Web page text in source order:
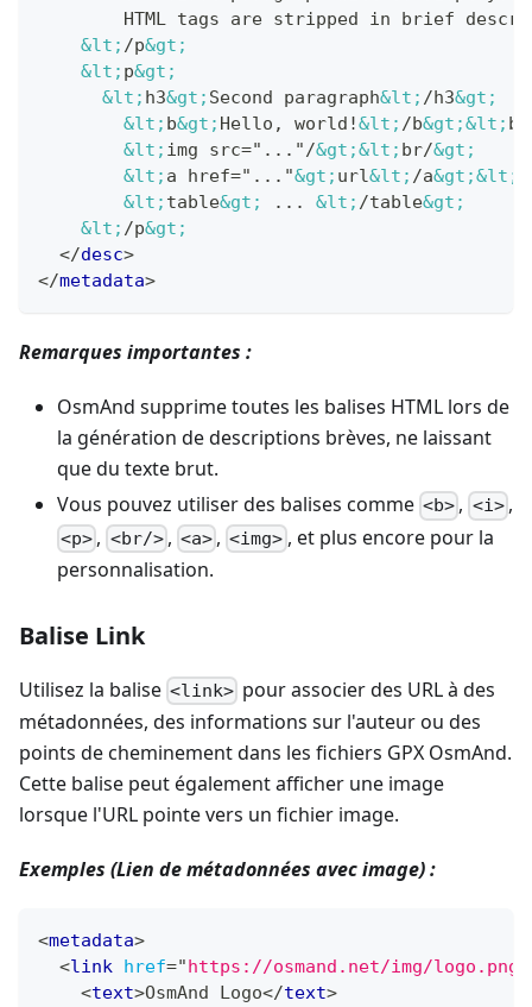
HTML tags are stripped in brief
&lt; /p&gt;
&lt; p&gt;
&lt; h3&gt; Second paragraph&lt; /h3&gt;
&lt; b&gt; Hello, world!&lt; /b&gt;&lt;
&lt; img src="..."/&gt;&lt; br/&gt;
&lt; a href="..."&gt; url&lt; /a&gt;&lt;
&lt; table&gt; ... &lt; /table&gt;
&lt; /p&gt;
</desc>
</metadata>
Remarques importantes :
OsmAnd supprime toutes les balises HTML lors de
la génération de descriptions brèves, ne laissant
que du texte brut.
Vous pouvez utiliser des balises comme <b> , <i>,
<p> , <br/>, <a> ,<img>, et plus encore pour la
personnalisation.
Balise Link
Utilisez la balise <link> pour associer des URL à des
métadonnées, des informations sur l'auteur ou des
points de cheminement dans les fichiers GPX OsmAnd.
Cette balise peut également afficher une image
lorsque l'URL pointe vers un fichier image.
Exemples (Lien de métadonnées avec image) :
<metadata>
<link href="https://osmand.net/img/logo.png
<text>OsmAnd Logo</text>